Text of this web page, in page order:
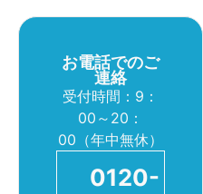
お電話でのご
連絡
受付時間：9：
00～20：
00（年中無休）
0120-